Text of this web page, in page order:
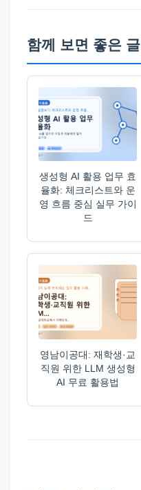
함께 보면 좋은 글
생성형 AI 활용 업무 효
율화: 체크리스트와 운
영 흐름 중심 실무 가이
드
영남이공대: 재학생·교
직원 위한 LLM 생성형
AI 무료 활용법